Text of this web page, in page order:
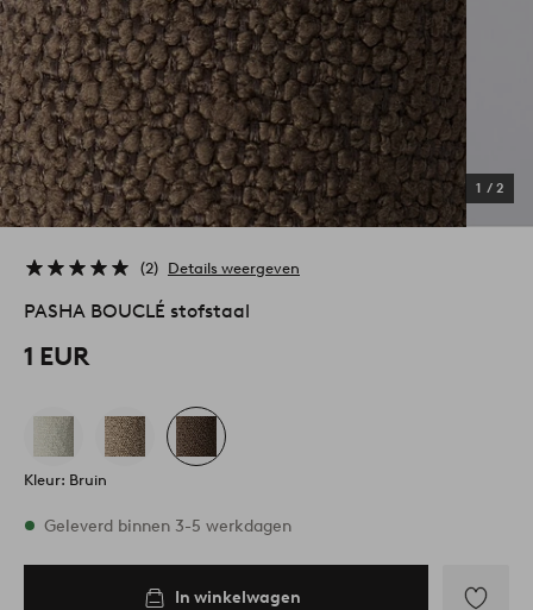
1 / 2
2 Details weergeven
PASHA BOUCLÉ stofstaal
1 EUR
Kleur: Bruin
Op voorraad
Geleverd binnen 3-5 werkdagen
In winkelwagen